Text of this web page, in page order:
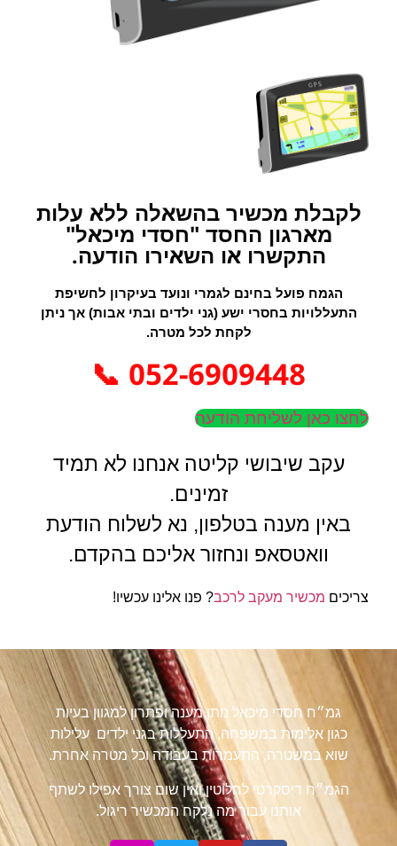
לקבלת מכשיר בהשאלה ללא עלות
מארגון החסד "חסדי מיכאל"
התקשרו או השאירו הודעה.
הגמח פועל בחינם לגמרי ונועד בעיקרון לחשיפת
התעללויות בחסרי ישע (גני ילדים ובתי אבות) אך ניתן
לקחת לכל מטרה.
052-6909448 📞
לחצו כאן לשליחת הודעה
עקב שיבושי קליטה אנחנו לא תמיד
זמינים.
באין מענה בטלפון, נא לשלוח הודעת
וואטסאפ ונחזור אליכם בהקדם.
צריכים מכשיר מעקב לרכב? פנו אלינו עכשיו!
גמ״ח חסדי מיכאל נותן מענה ופתרון למגוון בעיות
כגון אלימות במשפחה, התעללות בגני ילדים עלילות
שוא במשטרה, התעמרות בעבודה וכל מטרה אחרת.
הגמ״ח דיסקרטי לחלוטין ואין שום צורך אפילו לשתף
אותנו עבור מה נלקח המכשיר ריגול.